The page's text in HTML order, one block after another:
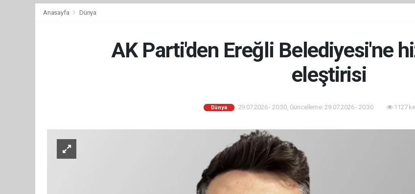
Anasayfa Dünya
AK Parti'den Ereğli Belediyesi'ne
eleştirisi
Dünya 29.07.2026 - 20:30, Güncelleme: 29.07.2026 - 20:30 1127